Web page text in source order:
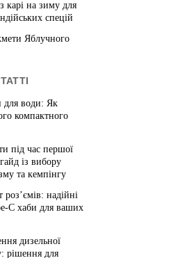
карі на зиму для
спецій
Яблучного
для води: Як
компактного
під час першої
із вибору
та кемпінгу
надійні
C хаби для ваших
дизельної
рішення для